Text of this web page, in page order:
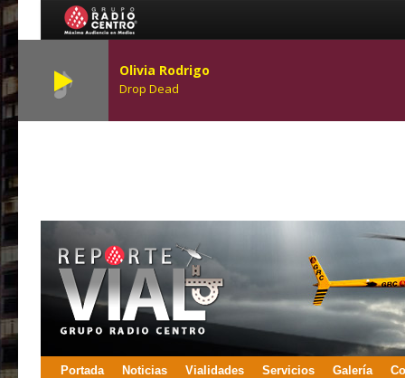
Olivia Rodrigo
Drop Dead
Portada Noticias Vialidades Servicios Galería